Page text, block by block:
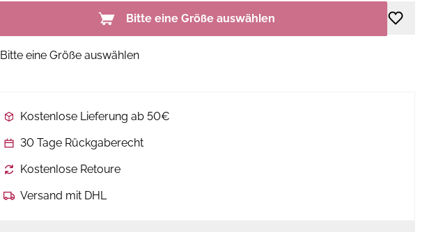
Bitte eine Größe auswählen
Bitte eine Größe auswählen
Kostenlose Lieferung ab 50€
30 Tage Rückgaberecht
Kostenlose Retoure
Versand mit DHL